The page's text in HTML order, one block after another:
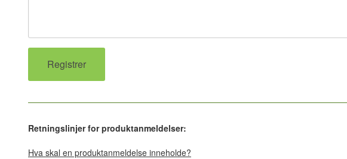
Retningslinjer for produktanmeldelser:
Hva skal en produktanmeldelse inneholde?